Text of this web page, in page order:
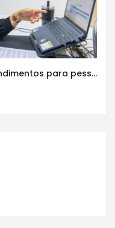
Meu SUS Digital amplia teleatendimentos para pessoas com problemas com jogos e apostas